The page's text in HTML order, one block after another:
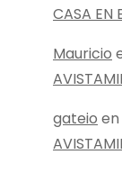
CASA EN
Mauricio
gateio en